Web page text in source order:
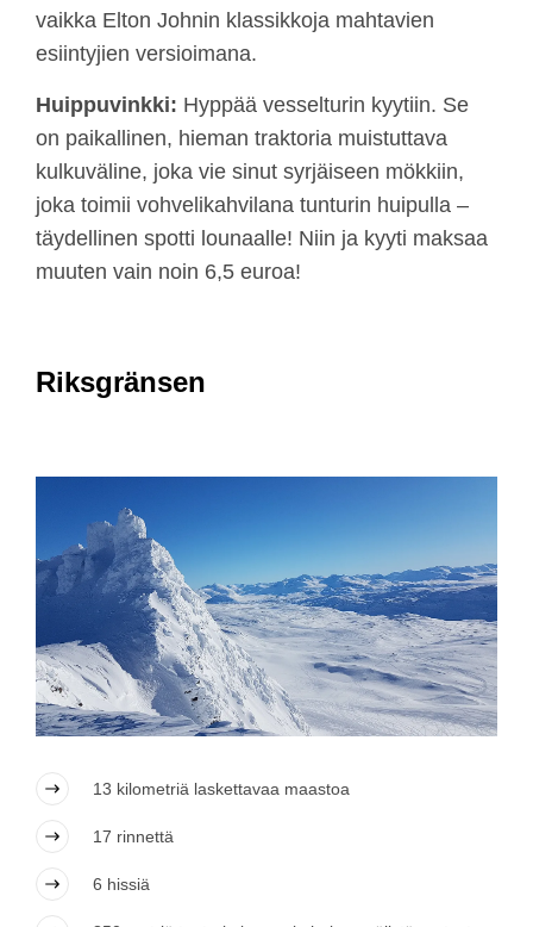
vaikka Elton Johnin klassikkoja mahtavien
esiintyjien versioimana.
Huippuvinkki: Hyppää vesselturin kyytiin. Se
on paikallinen, hieman traktoria muistuttava
kulkuväline, joka vie sinut syrjäiseen mökkiin,
joka toimii vohvelikahvilana tunturin huipulla –
täydellinen spotti lounaalle! Niin ja kyyti maksaa
muuten vain noin 6,5 euroa!
Riksgränsen
13 kilometriä laskettavaa maastoa
17 rinnettä
6 hissiä